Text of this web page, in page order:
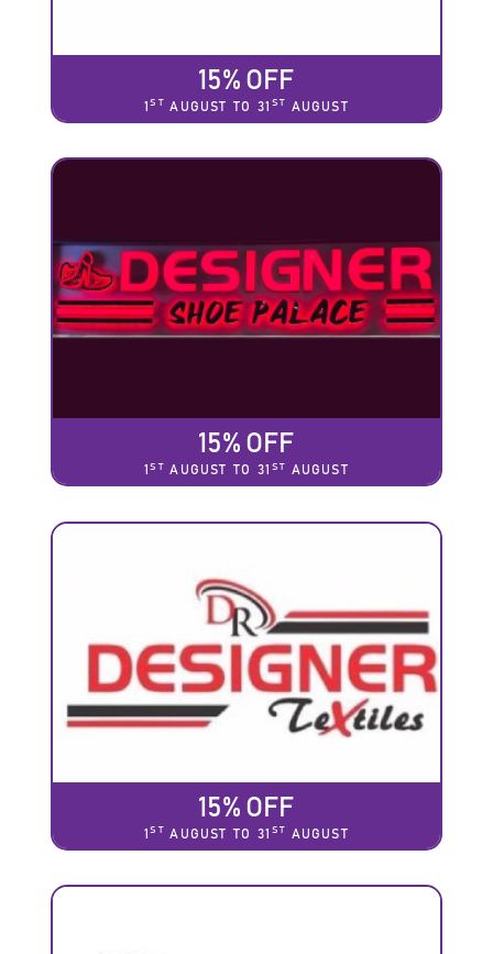
15% OFF
1ST AUGUST TO 31 ST AUGUST
15% OFF
1ST AUGUST TO 31 ST AUGUST
15% OFF
1ST AUGUST TO 31 ST AUGUST